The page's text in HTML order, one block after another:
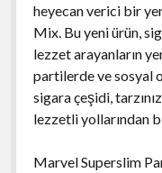
heyecan verici bir
Mix. Bu yeni ürün,
lezzet arayanların
partilerde ve sosyal
sigara çeşidi,
lezzetli yollarından
Marvel Superslim